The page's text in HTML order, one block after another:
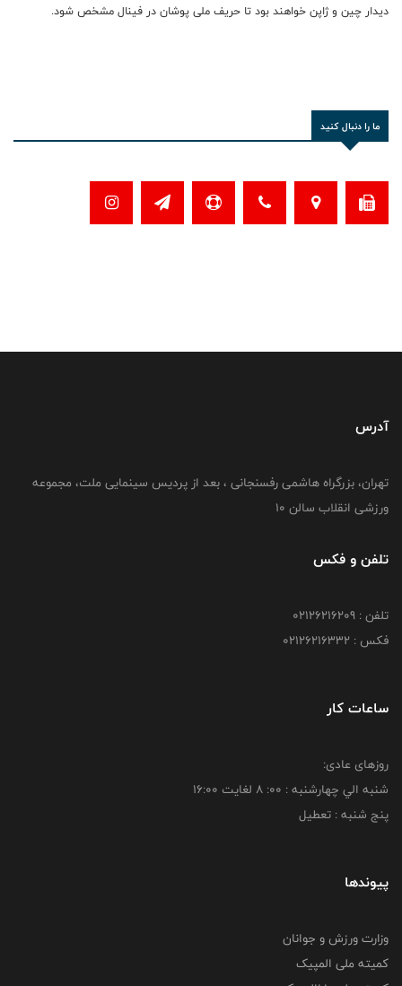
دیدار چین و ژاپن خواهند بود تا حریف ملی پوشان در فینال مشخص شود.
ما را دنبال کنید
آدرس
تهران، بزرگراه هاشمی رفسنجانی ، بعد از پردیس سینمایی ملت، مجموعه
ورزشی انقلاب سالن 10
تلفن و فکس
تلفن : 02126216209
فکس : 02126216332
ساعات کار
روزهای عادی:
شنبه الي چهارشنبه : 00: 8 لغايت 16:00
پنج شنبه : تعطیل
پیوندها
وزارت ورزش و جوانان
کمیته ملی المپیک